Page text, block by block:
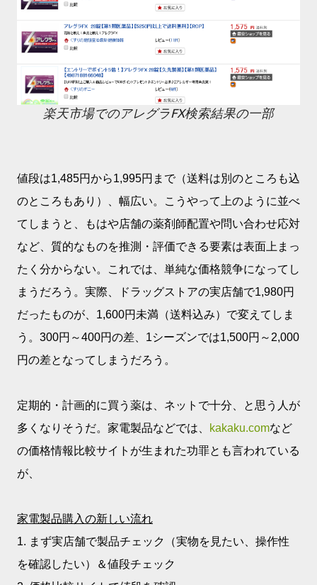
楽天市場でのアレグラFX検索結果の一部
値段は1,485円から1,995円まで（送料は別のところも込
のところもあり）、幅広い。こうやって上のように並べ
てしまうと、もはや店舗の薬剤師配置や問い合わせ応対
など、質的なものを推測・評価できる要素は表面上まっ
たく分からない。これでは、単純な価格競争になってし
まうだろう。実際、ドラッグストアの実店舗で1,980円
だったものが、1,600円未満（送料込み）で変えてしま
う。300円～400円の差、1シーズンでは1,500円～2,000
円の差となってしまうだろう。
定期的・計画的に買う薬は、ネットで十分、と思う人が
多くなりそうだ。家電製品などでは、
kakaku.comなど
の価格情報比較サイトが生まれた功罪とも言われている
が、
家電製品購入の新しい流れ
1. まず実店舗で製品チェック（実物を見たい、操作性
を確認したい）＆値段チェック